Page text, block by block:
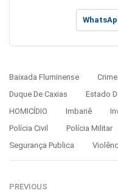
Baixada Fluminense
Crime
Duque De Caxias
Estado
HOMICÍDIO
Imbariê
Polícia Civil
Polícia Militar
Segurança Publica
PREVIOUS